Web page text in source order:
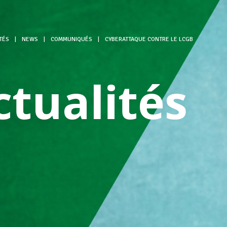
NEWS COMMUNIQUÉS CYBERATTAQUE CONTRE LE LCGB